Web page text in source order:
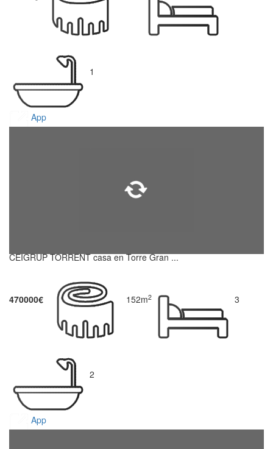
1
App
CEIGRUP TORRENT casa en Torre Gran ...
470000€ 152m2 3
2
App